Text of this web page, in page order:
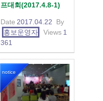
프대회(2017.4.8-1)
Date 2017.04.22
By
홍보운영자
Views 1
361
notice